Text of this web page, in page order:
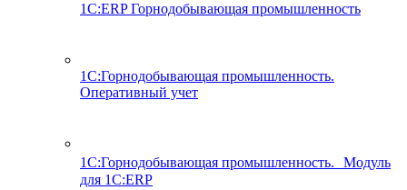
1С:ERP Горнодобывающая промышленность
1С:Горнодобывающая промышленность.
Оперативный учет
1С:Горнодобывающая промышленность. Модуль
для 1С:ERP